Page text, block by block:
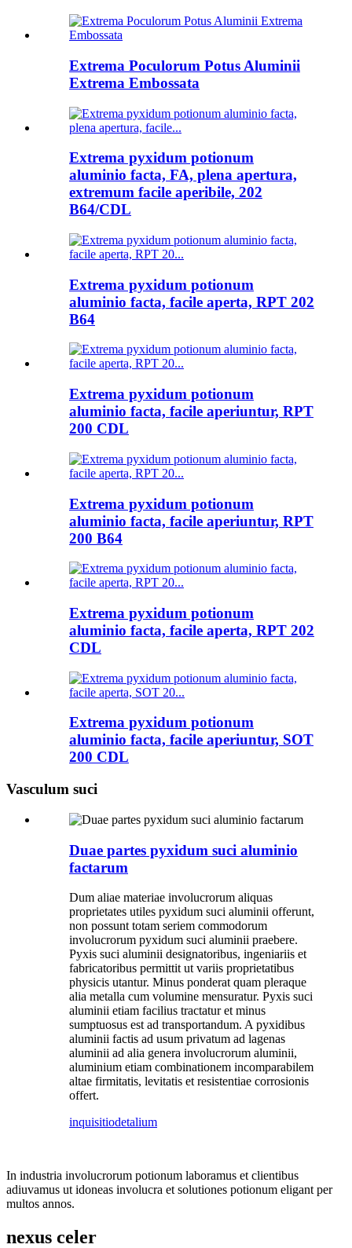
Extrema Poculorum Potus Aluminii
Extrema Embossata
Extrema pyxidum potionum
aluminio facta, FA, plena apertura,
extremum facile aperibile, 202
B64/CDL
Extrema pyxidum potionum
aluminio facta, facile aperta, RPT 202
B64
Extrema pyxidum potionum
aluminio facta, facile aperiuntur, RPT
200 CDL
Extrema pyxidum potionum
aluminio facta, facile aperiuntur, RPT
200 B64
Extrema pyxidum potionum
aluminio facta, facile aperta, RPT 202
CDL
Extrema pyxidum potionum
aluminio facta, facile aperiuntur, SOT
200 CDL
Vasculum suci
Duae partes pyxidum suci aluminio
factarum
Dum aliae materiae involucrorum aliquas
proprietates utiles pyxidum suci aluminii offerunt,
non possunt totam seriem commodorum
involucrorum pyxidum suci aluminii praebere.
Pyxis suci aluminii designatoribus, ingeniariis et
fabricatoribus permittit ut variis proprietatibus
physicis utantur. Minus ponderat quam pleraque
alia metalla cum volumine mensuratur. Pyxis suci
aluminii etiam facilius tractatur et minus
sumptuosus est ad transportandum. A pyxidibus
aluminii factis ad usum privatum ad lagenas
aluminii ad alia genera involucrorum aluminii,
aluminium etiam combinationem incomparabilem
altae firmitatis, levitatis et resistentiae corrosionis
offert.
inquisitiodetalium
In industria involucrorum potionum laboramus et clientibus
adiuvamus ut idoneas involucra et solutiones potionum eligant per
multos annos.
nexus celer